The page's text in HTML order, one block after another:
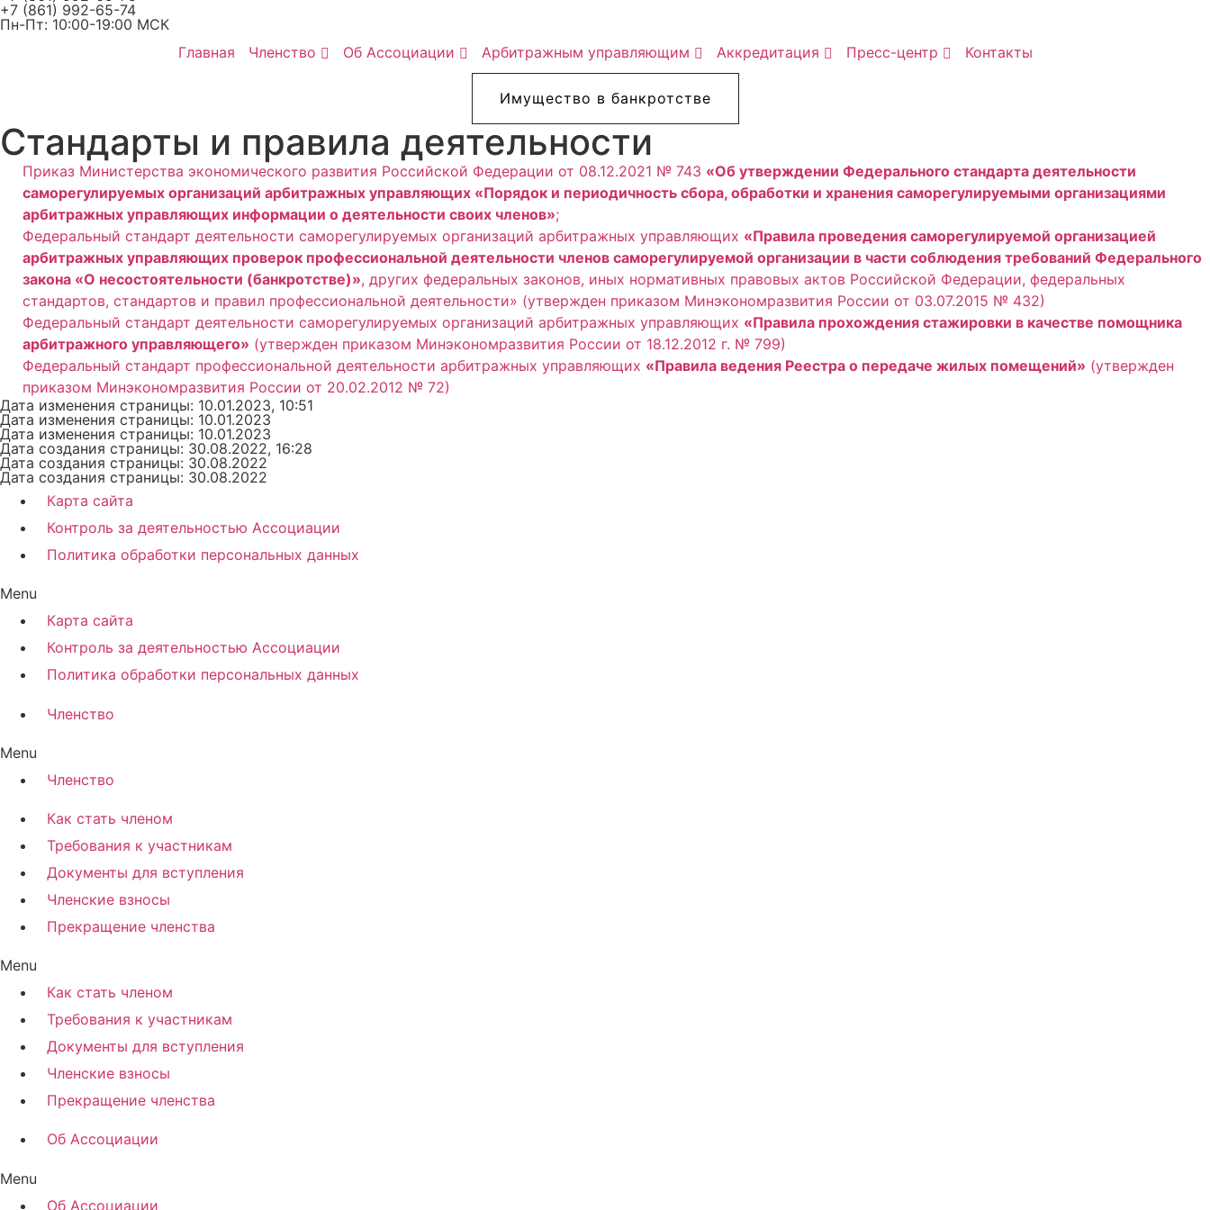
+7 (861) 992-65-74
Пн-Пт: 10:00-19:00 МСК
Главная
Членство Об Ассоциации Арбитражным управляющим Аккредитация Пресс-центр Контакты
Имущество в банкротстве
Стандарты и правила деятельности
Приказ Министерства экономического развития Российской Федерации от 08.12.2021 № 743 «Об утверждении Федерального стандарта деятельности
саморегулируемых организаций арбитражных управляющих «Порядок и периодичность сбора, обработки и хранения саморегулируемыми организациями
арбитражных управляющих информации о деятельности своих членов»;
Федеральный стандарт деятельности саморегулируемых организаций арбитражных управляющих «Правила проведения саморегулируемой организацией
арбитражных управляющих проверок профессиональной деятельности членов саморегулируемой организации в части соблюдения требований Федерального
закона «О несостоятельности (банкротстве)», других федеральных законов, иных нормативных правовых актов Российской Федерации, федеральных
стандартов, стандартов и правил профессиональной деятельности» (утвержден приказом Минэкономразвития России от 03.07.2015 № 432)
Федеральный стандарт деятельности саморегулируемых организаций арбитражных управляющих «Правила прохождения стажировки в качестве помощника
арбитражного управляющего» (утвержден приказом Минэкономразвития России от 18.12.2012 г. № 799)
Федеральный стандарт профессиональной деятельности арбитражных управляющих «Правила ведения Реестра о передаче жилых помещений» (утвержден
приказом Минэкономразвития России от 20.02.2012 № 72)
Дата изменения страницы: 10.01.2023, 10:51
Дата изменения страницы: 10.01.2023
Дата изменения страницы: 10.01.2023
Дата создания страницы: 30.08.2022, 16:28
Дата создания страницы: 30.08.2022
Дата создания страницы: 30.08.2022
Карта сайта
Контроль за деятельностью Ассоциации
Политика обработки персональных данных
Menu
Карта сайта
Контроль за деятельностью Ассоциации
Политика обработки персональных данных
Членство
Menu
Членство
Как стать членом
Требования к участникам
Документы для вступления
Членские взносы
Прекращение членства
Menu
Как стать членом
Требования к участникам
Документы для вступления
Членские взносы
Прекращение членства
Об Ассоциации
Menu
Об Ассоциации